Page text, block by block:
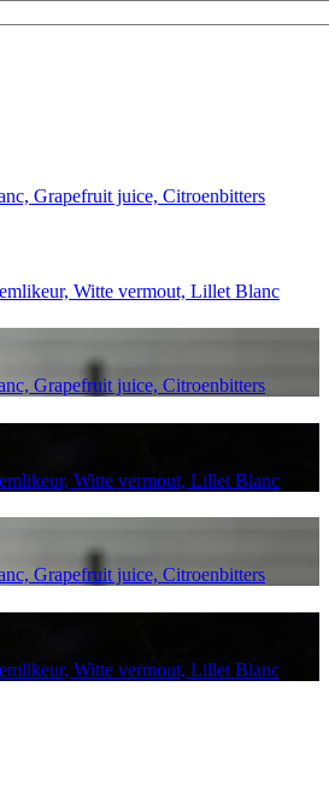
Grapefruit juice, Citroenbitters
Witte vermout, Lillet Blanc
Grapefruit juice, Citroenbitters
Witte vermout, Lillet Blanc
Grapefruit juice, Citroenbitters
Witte vermout, Lillet Blanc